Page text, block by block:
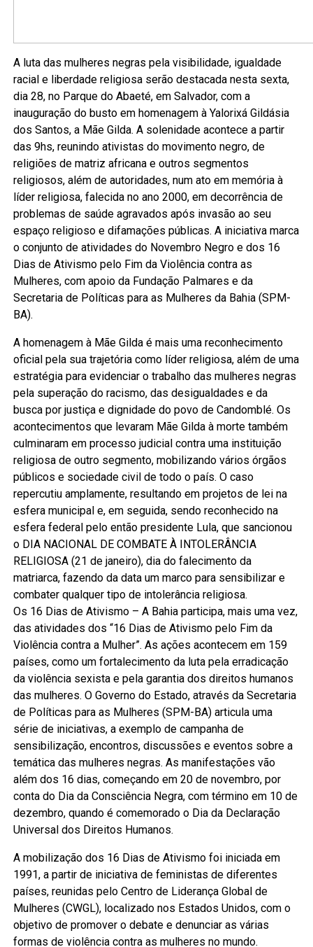
A luta das mulheres negras pela visibilidade, igualdade
racial e liberdade religiosa serão destacada nesta sexta,
dia 28, no Parque do Abaeté, em Salvador, com a
inauguração do busto em homenagem à Yalorixá Gildásia
dos Santos, a Mãe Gilda. A solenidade acontece a partir
das 9hs, reunindo ativistas do movimento negro, de
religiões de matriz africana e outros segmentos
religiosos, além de autoridades, num ato em memória à
líder religiosa, falecida no ano 2000, em decorrência de
problemas de saúde agravados após invasão ao seu
espaço religioso e difamações públicas. A iniciativa marca
o conjunto de atividades do Novembro Negro e dos 16
Dias de Ativismo pelo Fim da Violência contra as
Mulheres, com apoio da Fundação Palmares e da
Secretaria de Políticas para as Mulheres da Bahia (SPM-
BA).
A homenagem à Mãe Gilda é mais uma reconhecimento
oficial pela sua trajetória como líder religiosa, além de uma
estratégia para evidenciar o trabalho das mulheres negras
pela superação do racismo, das desigualdades e da
busca por justiça e dignidade do povo de Candomblé. Os
acontecimentos que levaram Mãe Gilda à morte também
culminaram em processo judicial contra uma instituição
religiosa de outro segmento, mobilizando vários órgãos
públicos e sociedade civil de todo o país. O caso
repercutiu amplamente, resultando em projetos de lei na
esfera municipal e, em seguida, sendo reconhecido na
esfera federal pelo então presidente Lula, que sancionou
o DIA NACIONAL DE COMBATE À INTOLERÂNCIA
RELIGIOSA (21 de janeiro), dia do falecimento da
matriarca, fazendo da data um marco para sensibilizar e
combater qualquer tipo de intolerância religiosa.
Os 16 Dias de Ativismo – A Bahia participa, mais uma vez,
das atividades dos “16 Dias de Ativismo pelo Fim da
Violência contra a Mulher”. As ações acontecem em 159
países, como um fortalecimento da luta pela erradicação
da violência sexista e pela garantia dos direitos humanos
das mulheres. O Governo do Estado, através da Secretaria
de Políticas para as Mulheres (SPM-BA) articula uma
série de iniciativas, a exemplo de campanha de
sensibilização, encontros, discussões e eventos sobre a
temática das mulheres negras. As manifestações vão
além dos 16 dias, começando em 20 de novembro, por
conta do Dia da Consciência Negra, com término em 10 de
dezembro, quando é comemorado o Dia da Declaração
Universal dos Direitos Humanos.
A mobilização dos 16 Dias de Ativismo foi iniciada em
1991, a partir de iniciativa de feministas de diferentes
países, reunidas pelo Centro de Liderança Global de
Mulheres (CWGL), localizado nos Estados Unidos, com o
objetivo de promover o debate e denunciar as várias
formas de violência contra as mulheres no mundo.